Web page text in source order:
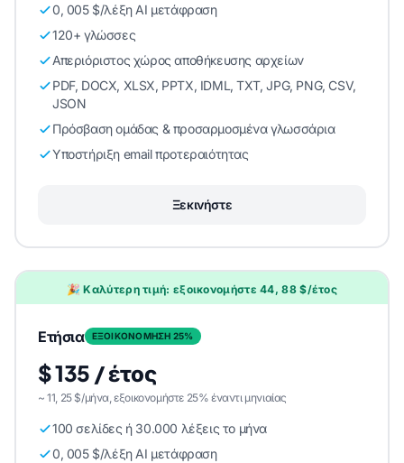
0, 005 $/λέξη AI μετάφραση
120+ γλώσσες
Απεριόριστος χώρος αποθήκευσης αρχείων
PDF, DOCX, XLSX, PPTX, IDML, TXT, JPG, PNG, CSV,
JSON
Πρόσβαση ομάδας & προσαρμοσμένα γλωσσάρια
Υποστήριξη email προτεραιότητας
Ξεκινήστε
🎉 Καλύτερη τιμή: εξοικονομήστε 44, 88 $/έτος
Ετήσια ΕΞΟΙΚΟΝΟΜΗΣΗ 25%
$ 135 / έτος
~ 11, 25 $/μήνα, εξοικονομήστε 25% έναντι μηνιαίας
100 σελίδες ή 30.000 λέξεις το μήνα
0, 005 $/λέξη AI μετάφραση